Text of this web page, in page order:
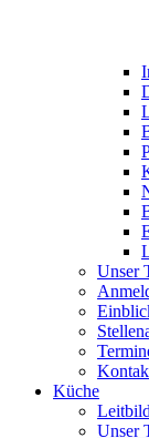
Unser
Küche
Leitbild
Unser